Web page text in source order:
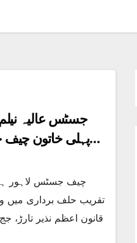
جسٹس عالیہ
پہلی خاتون
چیف جسٹس لاہور
تقریب حلف برداری میں
قانون اعظم نذیر تارڑ،